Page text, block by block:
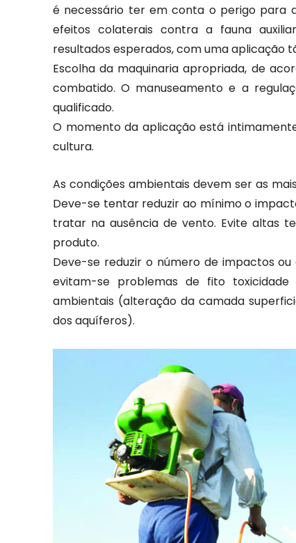
é necessário ter em conta o perigo para
efeitos colaterais contra a fauna
resultados esperados, com uma aplicação
Escolha da maquinaria apropriada, de
combatido. O manuseamento e a
qualificado.
O momento da aplicação está
cultura.
As condições ambientais devem ser as
Deve-se tentar reduzir ao mínimo o
tratar na ausência de vento. Evite altas
produto.
Deve-se reduzir o número de impactos
evitam-se problemas de fito
ambientais (alteração da camada
dos aquíferos).